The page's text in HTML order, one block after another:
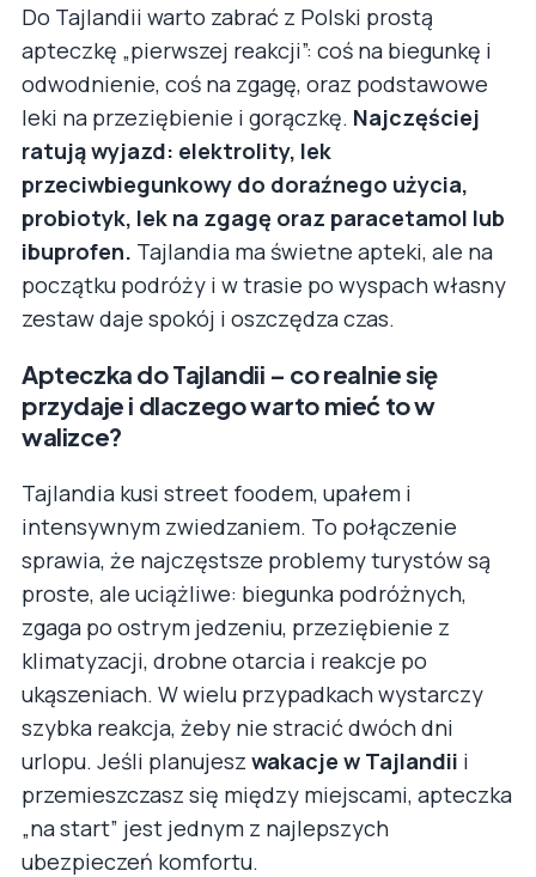
Do Tajlandii warto zabrać z Polski prostą
apteczkę „pierwszej reakcji”: coś na biegunkę i
odwodnienie, coś na zgagę, oraz podstawowe
leki na przeziębienie i gorączkę. Najczęściej
ratują wyjazd: elektrolity, lek
przeciwbiegunkowy do doraźnego użycia,
probiotyk, lek na zgagę oraz paracetamol lub
ibuprofen. Tajlandia ma świetne apteki, ale na
początku podróży i w trasie po wyspach własny
zestaw daje spokój i oszczędza czas.
Apteczka do Tajlandii – co realnie się
przydaje i dlaczego warto mieć to w
walizce?
Tajlandia kusi street foodem, upałem i
intensywnym zwiedzaniem. To połączenie
sprawia, że najczęstsze problemy turystów są
proste, ale uciążliwe: biegunka podróżnych,
zgaga po ostrym jedzeniu, przeziębienie z
klimatyzacji, drobne otarcia i reakcje po
ukąszeniach. W wielu przypadkach wystarczy
szybka reakcja, żeby nie stracić dwóch dni
urlopu. Jeśli planujesz wakacje w Tajlandii i
przemieszczasz się między miejscami, apteczka
„na start” jest jednym z najlepszych
ubezpieczeń komfortu.